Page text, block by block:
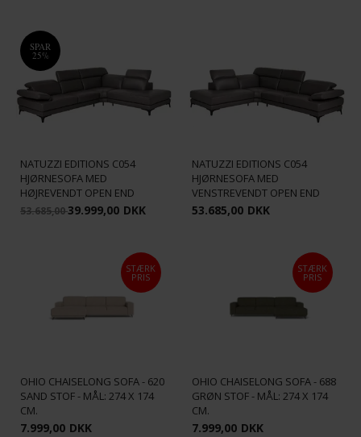
SPAR
25%
NATUZZI EDITIONS C054
HJØRNESOFA MED
HØJREVENDT OPEN END
53.685,0039.999,00 DKK
NATUZZI EDITIONS C054
HJØRNESOFA MED
VENSTREVENDT OPEN END
53.685,00 DKK
STÆRK
PRIS
OHIO CHAISELONG SOFA - 620
SAND STOF - MÅL: 274 X 174
CM.
7.999,00 DKK
STÆRK
PRIS
OHIO CHAISELONG SOFA - 688
GRØN STOF - MÅL: 274 X 174
CM.
7.999,00 DKK